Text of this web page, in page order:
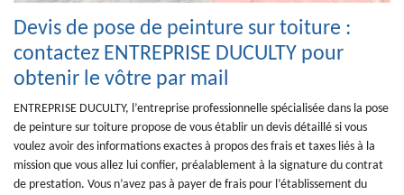
Devis de pose de peinture sur toiture :
contactez ENTREPRISE DUCULTY pour
obtenir le vôtre par mail
ENTREPRISE DUCULTY, l’entreprise professionnelle spécialisée dans la pose
de peinture sur toiture propose de vous établir un devis détaillé si vous
voulez avoir des informations exactes à propos des frais et taxes liés à la
mission que vous allez lui confier, préalablement à la signature du contrat
de prestation. Vous n’avez pas à payer de frais pour l’établissement du